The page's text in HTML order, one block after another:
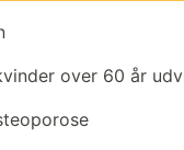
over 60 år